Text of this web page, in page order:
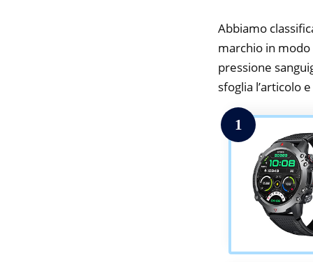
Abbiamo
marchio in
pressione
sfoglia l’articolo
1